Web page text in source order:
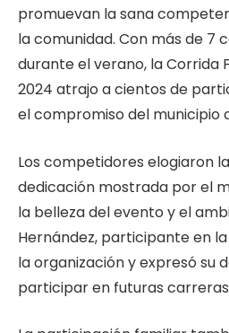
promuevan la sana
la comunidad. Con más de 7
durante el verano, la Corrida
2024 atrajo a cientos de
el compromiso del municipio
Los competidores elogiaron
dedicación mostrada por el
la belleza del evento y el
Hernández, participante en
la organización y expresó su
participar en futuras